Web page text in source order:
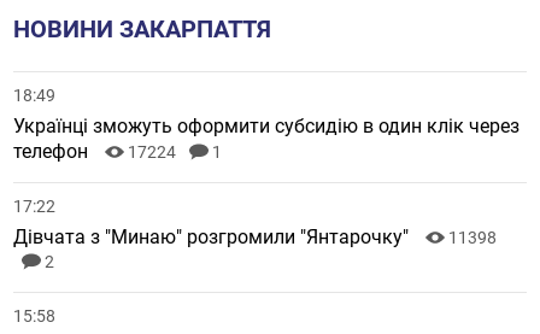
НОВИНИ ЗАКАРПАТТЯ
18:49
Українці зможуть оформити субсидію в один клік через
телефон
17224 1
17:22
Дівчата з "Минаю" розгромили "Янтарочку"
11398
2
15:58